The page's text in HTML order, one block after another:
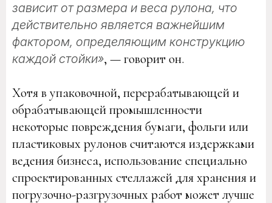
зависит от размера и веса рулона, что
действительно является важнейшим
фактором, определяющим конструкцию
каждой стойки», — говорит он.
Хотя в упаковочной, перерабатывающей и
обрабатывающей промышленности
некоторые повреждения бумаги, фольги или
пластиковых рулонов считаются издержками
ведения бизнеса, использование специально
спроектированных стеллажей для хранения и
погрузочно-разгрузочных работ может лучше